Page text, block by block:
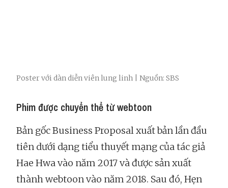
Poster với dàn diễn viên lung linh | Nguồn: SBS
Phim được chuyển thể từ webtoon
Bản gốc Business Proposal xuất bản lần đầu
tiên dưới dạng tiểu thuyết mạng của tác giả
Hae Hwa vào năm 2017 và được sản xuất
thành webtoon vào năm 2018. Sau đó, Hẹn